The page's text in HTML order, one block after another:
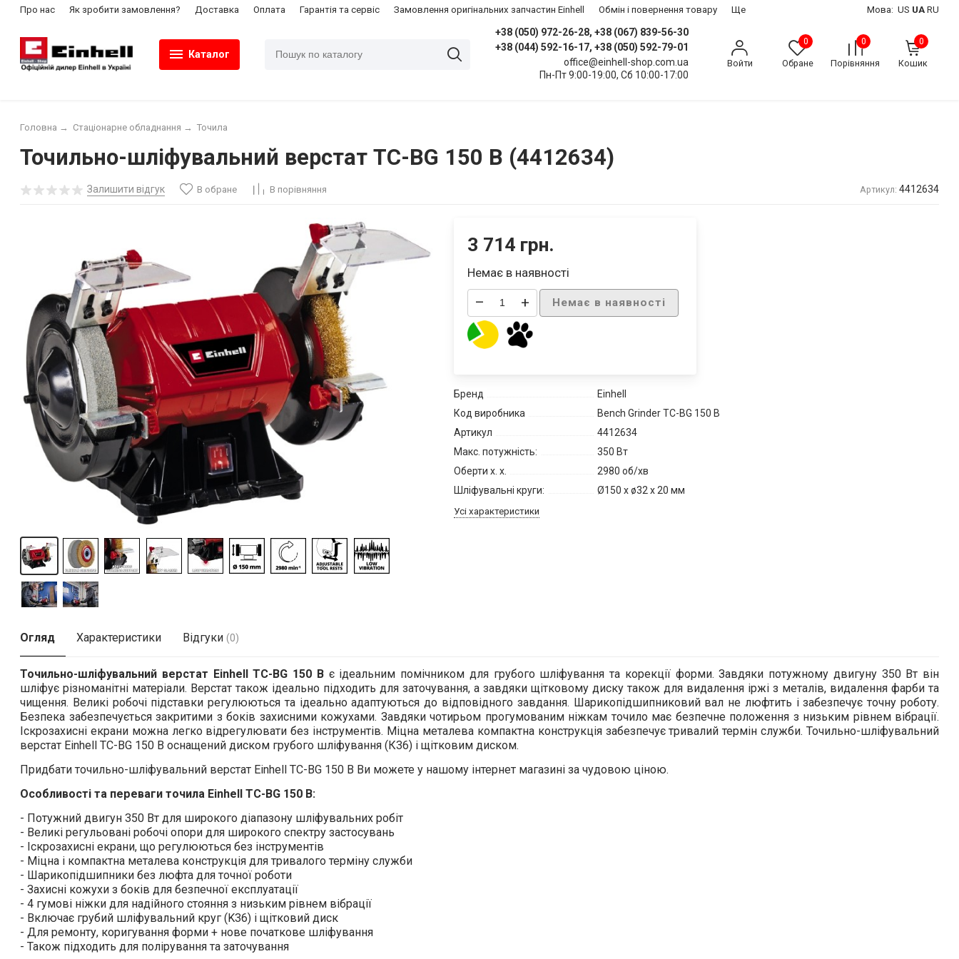
Про нас Як зробити замовлення? Доставка Оплата Гарантія та сервіс Замовлення оригінальних запчастин Einhell ​Обмін і повернення товару Ще Мова: US UA RU
Каталог
+38 (050) 972-26-28, +38 (067) 839-56-30
+38 (044) 592-16-17, +38 (050) 592-79-01
office@einhell-shop.com.ua
Пн-Пт 9:00-19:00, Сб 10:00-17:00
Войти
0
Обране
0
Порівняння
0
Кошик
Головна → Стаціонарне обладнання → Точила
Точильно-шліфувальний верстат TC-BG 150 B (4412634)
Залишити відгук В обране В порівняння Артикул: 4412634
3 714 грн.
Немає в наявності
– + Немає в наявності
Бренд
Einhell
Код виробника
Bench Grinder TC-BG 150 B
Артикул
4412634
Макс. потужність:
350 Вт
Оберти х. х.
2980 об/хв
Шліфувальні круги:
Ø150 x ø32 x 20 мм
Усі характеристики
Огляд Характеристики Відгуки (0)
Точильно-шліфувальний верстат Einhell TC-BG 150 Bє ідеальним помічником для грубого шліфування та корекції форми. Завдяки потужному двигуну 350 Вт він
шліфує різноманітні матеріали. Верстат також ідеально підходить для заточування, а завдяки щітковому диску також для видалення іржі з металів, видалення фарби та
чищення. Великі робочі підставки регулюються та ідеально адаптуються до відповідного завдання. Шарикопідшипниковий вал не люфтить і забезпечує точну роботу.
Безпека забезпечується закритими з боків захисними кожухами. Завдяки чотирьом прогумованим ніжкам точило має безпечне положення з низьким рівнем вібрації.
Іскрозахисні екрани можна легко відрегулювати без інструментів. Міцна металева компактна конструкція забезпечує тривалий термін служби. Точильно-шліфувальний
верстат Einhell TC-BG 150 B оснащений диском грубого шліфування (К36) і щітковим диском.
Придбати точильно-шліфувальний верстат Einhell TC-BG 150 B Ви можете у нашому інтернет магазині за чудовою ціною.
Особливості та переваги точила Einhell TC-BG 150 B:
- Потужний двигун 350 Вт для широкого діапазону шліфувальних робіт
- Великі регульовані робочі опори для широкого спектру застосувань
- Іскрозахисні екрани, що регулюються без інструментів
- Міцна і компактна металева конструкція для тривалого терміну служби
- Шарикопідшипники без люфта для точної роботи
- Захисні кожухи з боків для безпечної експлуатації
- 4 гумові ніжки для надійного стояння з низьким рівнем вібрації
- Включає грубий шліфувальний круг (K36) і щітковий диск
- Для ремонту, коригування форми + нове початкове шліфування
- Також підходить для полірування та заточування